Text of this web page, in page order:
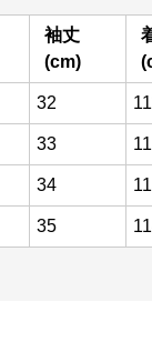
袖丈
(cm)
32
33
34
35